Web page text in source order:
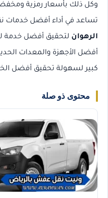
وكل ذلك بأسعار رمزية
تساعد في أداء أفضل خدمات
الرهوان لتحقيق أفضل خدمة
أفضل الأجهزة والمعدات
كبير لسهولة تحقيق أفضل
محتوى ذو صلة